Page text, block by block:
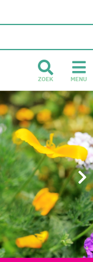
ZOEK MENU